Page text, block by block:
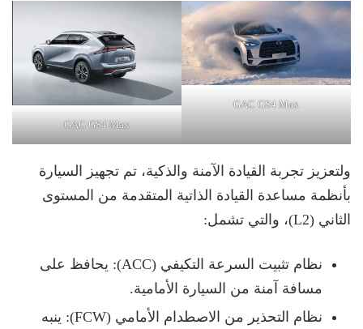
GAC GS4 Max
GAC GS4 Max
ولتعزيز تجربة القيادة الآمنة والذكية، تم تجهيز السيارة
بأنظمة مساعدة القيادة الذاتية المتقدمة من المستوى
الثاني (L2)، والتي تشمل:
نظام تثبيت السرعة التكيفي (ACC): يحافظ على
مسافة آمنة من السيارة الأمامية.
نظام التحذير من الاصطدام الأمامي (FCW): ينبه